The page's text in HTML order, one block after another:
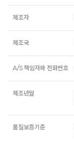
제조자
제조국
A/S 책임자와 전화번호
제조년월
품질보증기준